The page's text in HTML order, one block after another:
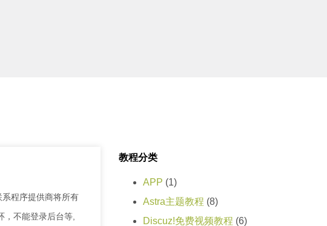
程序提供商将所有
，不能登录后台等,
教程分类
APP (1)
Astra主题教程 (8)
Discuz!免费视频教程 (6)